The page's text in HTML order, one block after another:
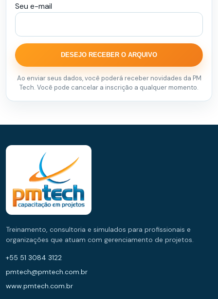
Seu e-mail
DESEJO RECEBER O ARQUIVO
Ao enviar seus dados, você poderá receber novidades da PM
Tech. Você pode cancelar a inscrição a qualquer momento.
Treinamento, consultoria e simulados para profissionais e
organizações que atuam com gerenciamento de projetos.
+55 51 3084 3122
pmtech@pmtech.com.br
www.pmtech.com.br